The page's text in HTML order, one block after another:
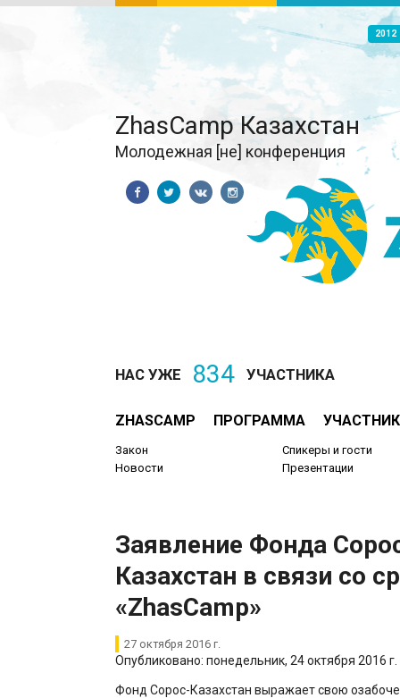
2012
ZhasCamp Казахстан
Молодежная [не] конференция
НАС УЖЕ 834 УЧАСТНИКА
ZHASCAMP ПРОГРАММА
Закон
Новости
Спикеры и гости
Презентации
Заявление Фонда
Казахстан в связи со
«ZhasCamp»
27 октября 2016 г.
Опубликовано: понедельник, 24 октября 2016 г.
Фонд Сорос-Казахстан выражает свою